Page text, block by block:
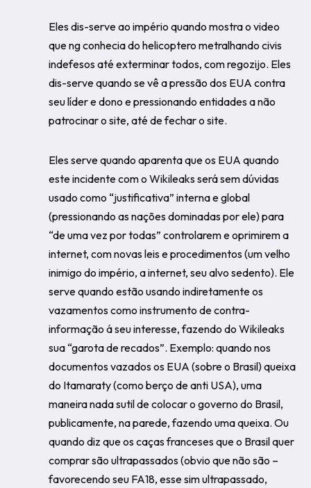
Eles dis-serve ao império quando mostra o video
que ng conhecia do helicoptero metralhando civis
indefesos até exterminar todos, com regozijo. Eles
dis-serve quando se vê a pressão dos EUA contra
seu líder e dono e pressionando entidades a não
patrocinar o site, até de fechar o site.
Eles serve quando aparenta que os EUA quando
este incidente com o Wikileaks será sem dúvidas
usado como “justificativa” interna e global
(pressionando as nações dominadas por ele) para
“de uma vez por todas” controlarem e oprimirem a
internet, com novas leis e procedimentos (um velho
inimigo do império, a internet, seu alvo sedento). Ele
serve quando estão usando indiretamente os
vazamentos como instrumento de contra-
informação á seu interesse, fazendo do Wikileaks
sua “garota de recados”. Exemplo: quando nos
documentos vazados os EUA (sobre o Brasil) queixa
do Itamaraty (como berço de anti USA), uma
maneira nada sutil de colocar o governo do Brasil,
publicamente, na parede, fazendo uma queixa. Ou
quando diz que os caças franceses que o Brasil quer
comprar são ultrapassados (obvio que não são –
favorecendo seu FA18, esse sim ultrapassado,